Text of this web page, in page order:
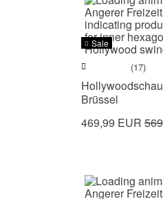
Sale
(17)
Brüssel
469,99 EUR